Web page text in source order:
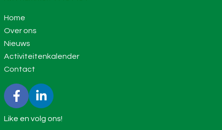
Home
Over ons
Nieuws
Activiteitenkalender
Contact
Like en volg ons!